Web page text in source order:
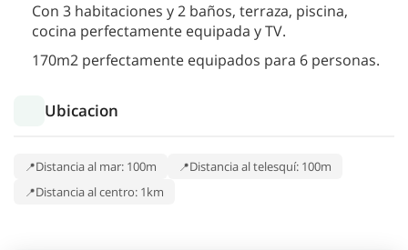
Con 3 habitaciones y 2 baños, terraza, piscina,
cocina perfectamente equipada y TV.
170m2 perfectamente equipados para 6 personas.
Ubicacion
Distancia al mar: 100m
Distancia al telesquí: 100m
Distancia al centro: 1km